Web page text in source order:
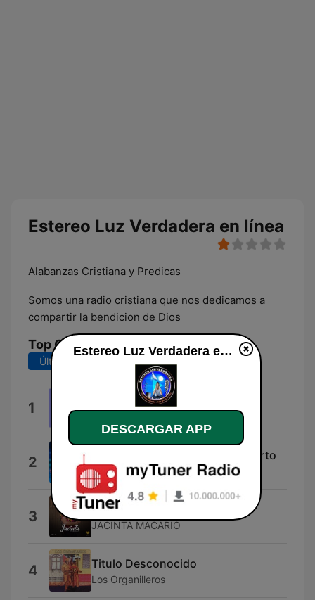
Estereo Luz Verdadera en línea
Alabanzas Cristiana y Predicas
Somos una radio cristiana que nos dedicamos a
compartir la bendicion de Dios
Top Canciones
Últimos 7 días
1
2 Una Voz Que Clama En El Desierto
Una Voz Que Clama En El Decierto
3 PROCUREMOS
JACINTA MACARIO
4 Titulo Desconocido
Los Organilleros
Estereo Luz Verdadera en línea
DESCARGAR APP